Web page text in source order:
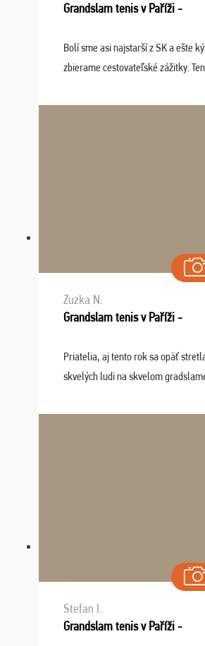
Grandslam tenis v Paříži -
Bolí sme asi najstarší z SK a ešte
zbierame cestovateľské zážitky.
osudu - pohodový šefík Meďo,
Zuzka N.
Grandslam tenis v Paříži -
Priatelia, aj tento rok sa opäť
skvelých ludi na skvelom
sa na budúci rok. Prajem vam este
Stefan I.
Grandslam tenis v Paříži -